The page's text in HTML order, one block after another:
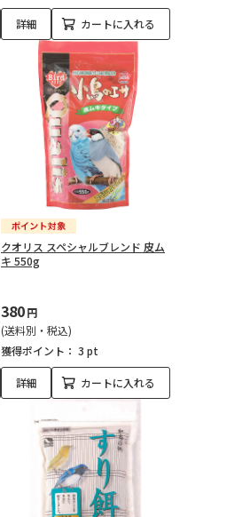
詳細 カートに入れる
クオリス スペシャルブレンド 皮ム
キ 550g
380円
(送料別・税込)
獲得ポイント： 3 pt
詳細 カートに入れる